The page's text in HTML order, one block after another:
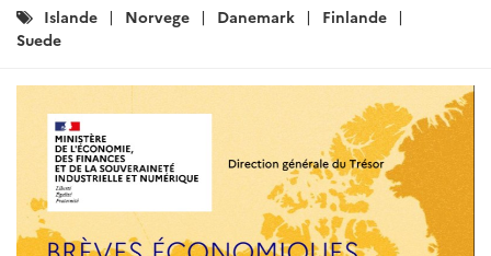
Catégories
:
Islande Norvege Danemark
Finlande
Suede